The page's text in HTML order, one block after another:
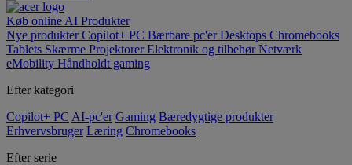
Køb online AI Produkter
Nye produkterCopilot+ PC Bærbare pc'erDesktops Chromebooks
Tablets Skærme ProjektorerElektronik og tilbehørNetværk
eMobility Håndholdt gaming
Efter kategori
Copilot+ PC AI-pc'er Gaming Bæredygtige produkter
Erhvervsbruger Læring Chromebooks
Efter serie